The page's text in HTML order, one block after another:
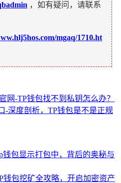
，如有疑问，请联系
mgaq/1710.ht
网-TP钱包找不到私钥怎么办？
-深度剖析，TP钱包是不是正规
钱包显示打包中，背后的奥秘与
钱包挖矿全攻略，开启加密资产